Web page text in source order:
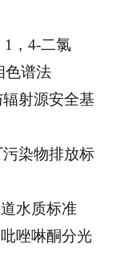
1，4-二氯
色谱法
射源安全基
染物排放标
水质标准
唑啉酮分光